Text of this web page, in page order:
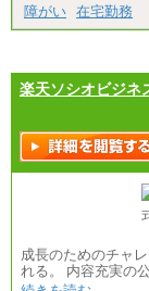
エ
■
給
※
■(
■(
障がい 在宅勤務
楽天ソシオビジネ
成長のためのチャ
れる。 内容充実の